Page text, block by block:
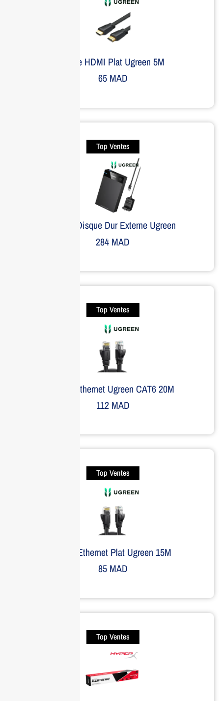
Câble HDMI Plat Ugreen 5M
65MAD
Top Ventes
Boitier Disque Dur Externe Ugreen
284 MAD
Top Ventes
Câble Ethernet Ugreen CAT6 20M
112MAD
Top Ventes
Câble Ethernet Plat Ugreen 15M
85MAD
Top Ventes